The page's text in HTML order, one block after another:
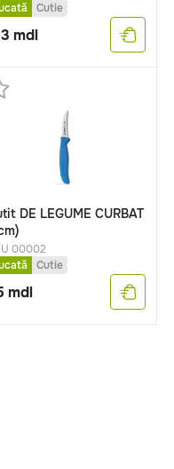
Cutie
mdl
DE LEGUME CURBAT
00002
Cutie
mdl